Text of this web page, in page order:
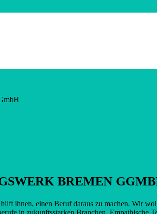
BREMEN
ihnen, einen Beruf daraus zu machen. Wir
in zukunftsstarken Branchen. Empathische